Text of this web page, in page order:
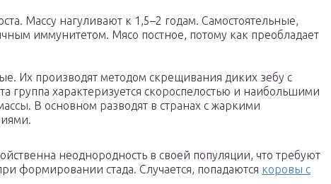
Массу нагуливают к 1,5–2 годам. Самостоятельные,
иммунитетом. Мясо постное, потому как преобладает
Их производят методом скрещивания диких зебу с
группа характеризуется скороспелостью и наибольшими
В основном разводят в странах с жаркими
неоднородность в своей популяции, что требуют
формировании стада. Случается, попадаются коровы с